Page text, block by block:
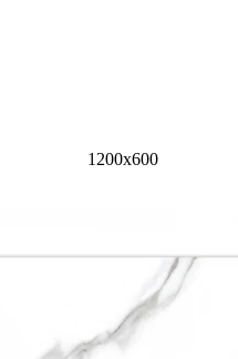
1200х600